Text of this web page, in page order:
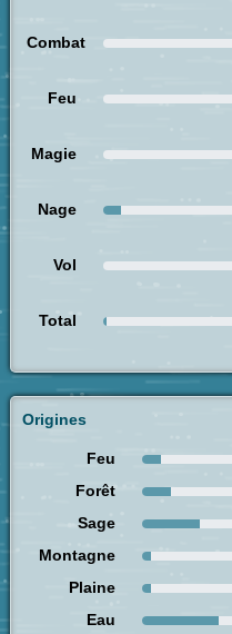
Combat
Feu
Magie
Nage
Vol
Total
Origines
Feu
Forêt
Sage
Montagne
Plaine
Eau